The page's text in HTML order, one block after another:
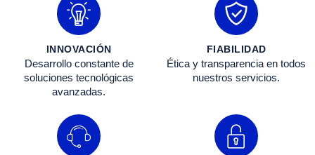
INNOVACIÓN
Desarrollo constante de
soluciones tecnológicas
avanzadas.
FIABILIDAD
Ética y transparencia en todos
nuestros servicios.